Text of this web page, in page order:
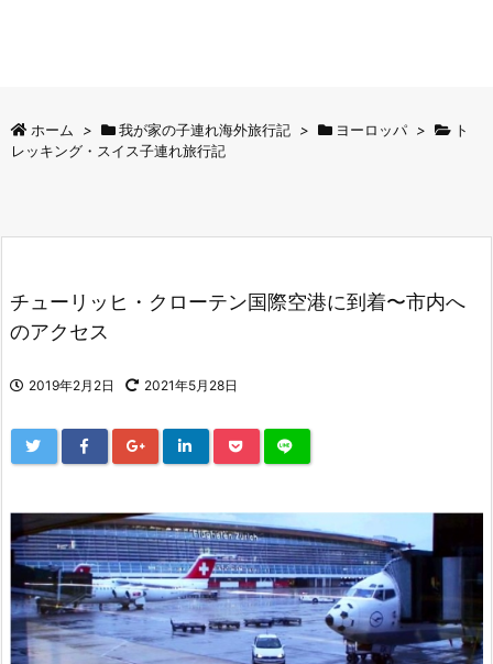
ホーム > 我が家の子連れ海外旅行記 > ヨーロッパ >
ト
レッキング・スイス子連れ旅行記
チューリッヒ・クローテン国際空港に到着〜市内へ
のアクセス
2019年2月2日 2021年5月28日